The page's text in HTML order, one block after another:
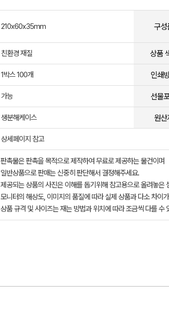
210x60x35mm 구성
친환경 재질 상품
1박스 100개 인쇄
가능 선물
생분해케이스 원산
상세페이지 참고
판촉물은 판촉을 목적으로 제작하여 무료로 제공하는 물건이며
일반상품으로 판매는 신중히 판단해서 결정해주세요.
제공되는 상품의 사진은 이해를 돕기위해 참고용으로 올려놓은
모니터의 해상도, 이미지의 품질에 따라 실제 상품과 다소 차이
상품 규격 및 사이즈는 재는 방법과 위치에 따라 조금씩 다를 수